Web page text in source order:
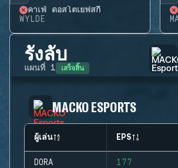
คาเฟ่ ดอสโตเยฟสกี้
WYLDE
รังลับ
แผนที่ 1 เสร็จสิ้น
MACKO ESPORTS
ผู้เล่น EPS
DORA 177